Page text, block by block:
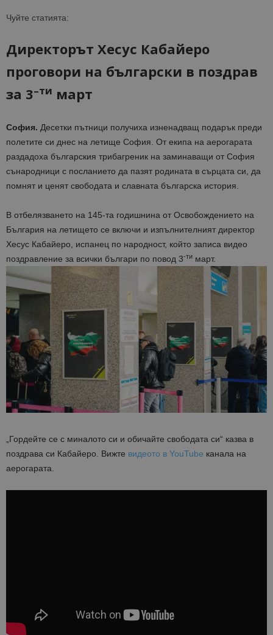
Чуйте статията:
Директорът Хесус Кабайеро
проговори на български в поздрав
за 3–ти март
София. Десетки пътници получиха изненадващ подарък преди
полетите си днес на летище София. От екипа на аерогарата
раздадоха българския трибагреник на заминаващи от София
сънародници с посланието да пазят родината в сърцата си, да
помнят и ценят свободата и славната българска история.
В отбелязването на 145-та годишнина от Освобождението на
България на летището се включи и изпълнителният директор
Хесус Кабайеро, испанец по народност, който записа видео
поздравление за всички българи по повод 3-ти март.
„Гордейте се с миналото си и обичайте свободата си“ казва в
поздрава си Кабайеро. Вижте видеото в YouTube канала на
аерогарата.